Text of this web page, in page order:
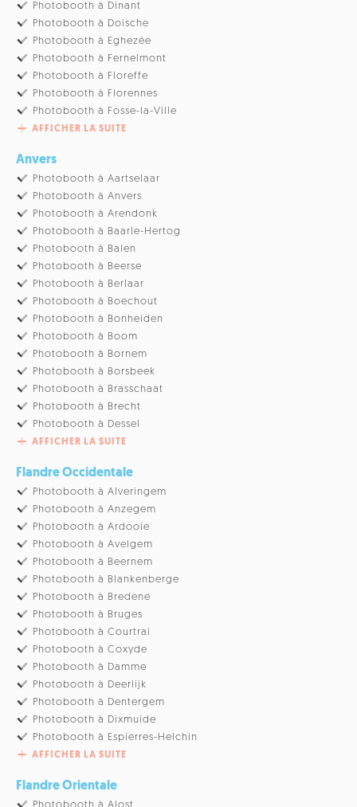
Photobooth à Dinant
Photobooth à Doische
Photobooth à Eghezée
Photobooth à Fernelmont
Photobooth à Floreffe
Photobooth à Florennes
Photobooth à Fosse-la-Ville
AFFICHER LA SUITE
Anvers
Photobooth à Aartselaar
Photobooth à Anvers
Photobooth à Arendonk
Photobooth à Baarle-Hertog
Photobooth à Balen
Photobooth à Beerse
Photobooth à Berlaar
Photobooth à Boechout
Photobooth à Bonheiden
Photobooth à Boom
Photobooth à Bornem
Photobooth à Borsbeek
Photobooth à Brasschaat
Photobooth à Brecht
Photobooth à Dessel
AFFICHER LA SUITE
Flandre Occidentale
Photobooth à Alveringem
Photobooth à Anzegem
Photobooth à Ardooie
Photobooth à Avelgem
Photobooth à Beernem
Photobooth à Blankenberge
Photobooth à Bredene
Photobooth à Bruges
Photobooth à Courtrai
Photobooth à Coxyde
Photobooth à Damme
Photobooth à Deerlijk
Photobooth à Dentergem
Photobooth à Dixmuide
Photobooth à Espierres-Helchin
AFFICHER LA SUITE
Flandre Orientale